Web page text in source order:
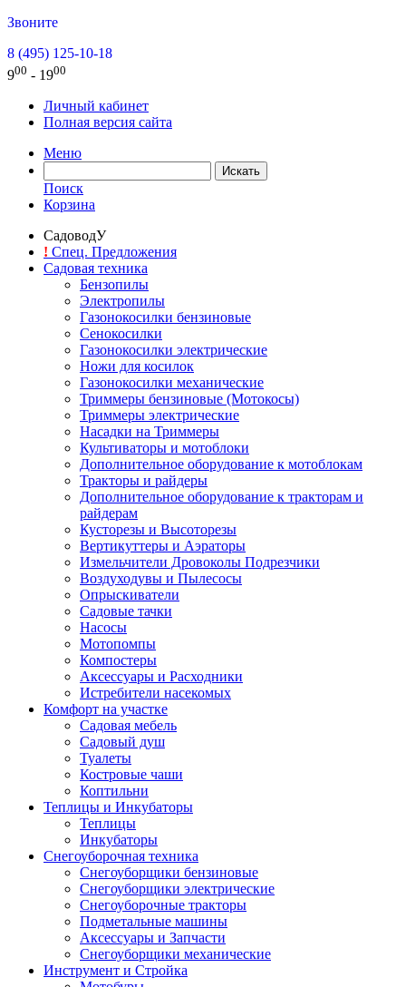
Звоните
8 (495) 125-10-18
900 - 1900
Личный кабинет
Полная версия сайта
Меню
Поиск
Корзина
СадоводУ
! Спец. Предложения
Садовая техника
Бензопилы
Электропилы
Газонокосилки бензиновые
Сенокосилки
Газонокосилки электрические
Ножи для косилок
Газонокосилки механические
Триммеры бензиновые (Мотокосы)
Триммеры электрические
Насадки на Триммеры
Культиваторы и мотоблоки
Дополнительное оборудование к мотоблокам
Тракторы и райдеры
Дополнительное оборудование к тракторам и
райдерам
Кусторезы и Высоторезы
Вертикуттеры и Аэраторы
Измельчители Дровоколы Подрезчики
Воздуходувы и Пылесосы
Опрыскиватели
Садовые тачки
Насосы
Мотопомпы
Компостеры
Аксессуары и Расходники
Истребители насекомых
Комфорт на участке
Садовая мебель
Садовый душ
Туалеты
Костровые чаши
Коптильни
Теплицы и Инкубаторы
Теплицы
Инкубаторы
Снегоуборочная техника
Снегоуборщики бензиновые
Снегоуборщики электрические
Снегоуборочные тракторы
Подметальные машины
Аксессуары и Запчасти
Снегоуборщики механические
Инструмент и Стройка